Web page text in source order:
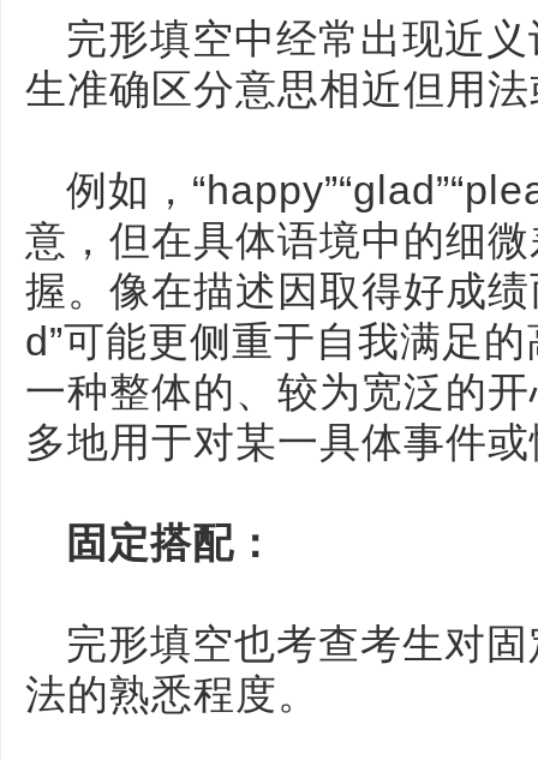
完形填空中经常出现近
生准确区分意思相近但用
例如，
意，但在具体语境中的细
握。像在描述因取得好成
d”可能更侧重于自我满足
一种整体的、较为宽泛的
多地用于对某一具体事件
固定搭配：
完形填空也考查考生对
法的熟悉程度。